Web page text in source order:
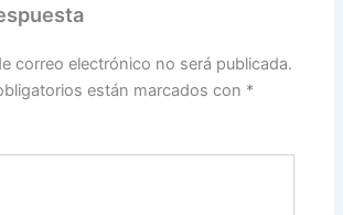
correo electrónico no será publicada.
están marcados con *